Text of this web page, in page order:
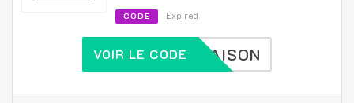
CODE Expired
IVRAISON
VOIR LE CODE